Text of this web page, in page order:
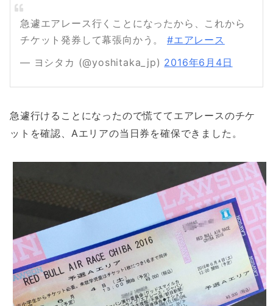
急遽エアレース行くことになったから、これから
チケット発券して幕張向かう。 #エアレース
— ヨシタカ (@yoshitaka_jp) 2016年6月4日
急遽行けることになったので慌ててエアレースのチケ
ットを確認、Aエリアの当日券を確保できました。